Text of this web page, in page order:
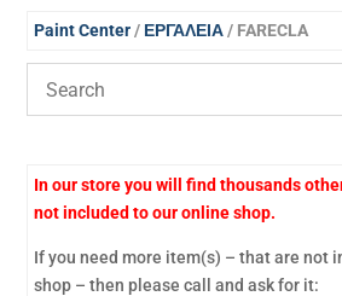
Paint Center/ ΕΡΓΑΛΕΙΑ/ FARECLA
In our store you will find thousands
not included to our online shop.
If you need more item(s) – that are not
shop – then please call and ask for it: